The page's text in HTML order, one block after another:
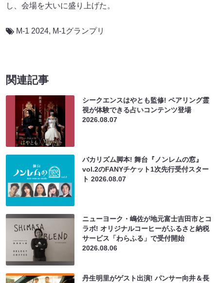
し、会場を大いに盛り上げた。
M-1 2024, M-1グランプリ
関連記事
シークエンスはやとも監修! ペアリング霊
視が体験できる占いコンテンツ登場
2026.08.07
バカリズム脚本! 舞台『ノンレムの窓』
vol.2のFANYチケット1次先行受付スター
ト2026.08.07
ニューヨーク・嶋佐が地元富士吉田市とコ
ラボ! オリジナルコーヒーがふるさと納税
サービス「わらふる」で受付開始
2026.08.06
丹生明里がゲスト出演! パンサー向井＆長